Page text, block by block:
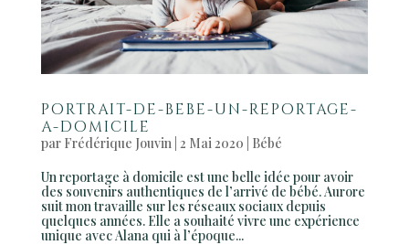
portrait-de-bebe-un-reportage-
a-domicile
par Frédérique Jouvin| 2 Mai 2020 Bébé
Un reportage à domicile est une belle idée pour avoir
des souvenirs authentiques de l’arrivé de bébé. Aurore
suit mon travaille sur les réseaux sociaux depuis
quelques années. Elle a souhaité vivre une expérience
unique avec Alana qui à l’époque...